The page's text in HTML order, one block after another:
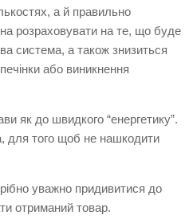
а й правильно
розраховувати на те, що буде
система, а також знизиться
або виникнення
як до швидкого “енергетику”.
для того щоб не нашкодити
уважно придивитися до
отриманий товар.